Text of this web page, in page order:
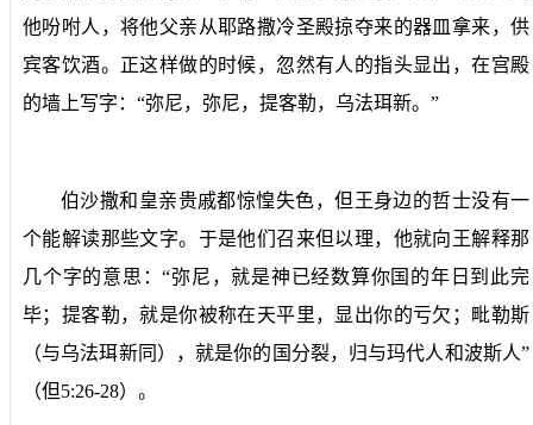
他吩咐人，将他父亲从耶路撒冷圣殿掠夺来的器皿拿来，供
宾客饮酒。正这样做的时候，忽然有人的指头显出，在宫殿
的墙上写字：“弥尼，弥尼，提客勒，乌法珥新。”
伯沙撒和皇亲贵戚都惊惶失色，但王身边的哲士没有一
个能解读那些文字。于是他们召来但以理，他就向王解释那
几个字的意思：“弥尼，就是神已经数算你国的年日到此完
毕；提客勒，就是你被称在天平里，显出你的亏欠；毗勒斯
（与乌法珥新同），就是你的国分裂，归与玛代人和波斯人”
（但5:26-28）。